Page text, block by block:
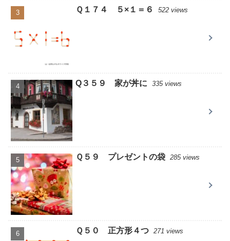
Ｑ１７４ ５×１＝６ 522 views
Q３５９ 家が丼に 335 views
Ｑ５９ プレゼントの袋 285 views
Ｑ５０ 正方形４つ 271 views